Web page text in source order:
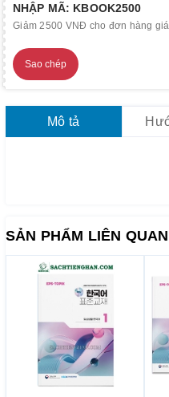
NHẬP MÃ: KBOOK2500
Giảm 2500 VNĐ cho đơn hàng
Sao chép
Mô tả
SẢN PHẨM LIÊN QUAN